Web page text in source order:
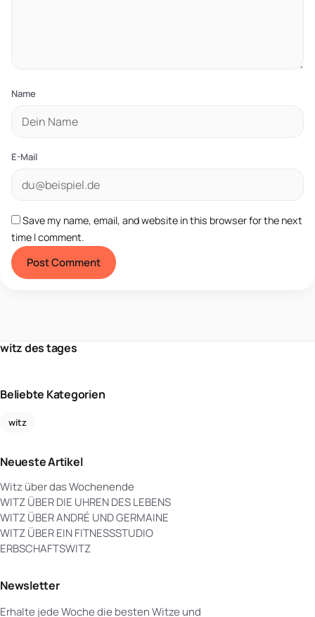
Name
E-Mail
Save my name, email, and website in this browser for the next
time I comment.
witz des tages
Beliebte Kategorien
witz
Neueste Artikel
Witz über das Wochenende
WITZ ÜBER DIE UHREN DES LEBENS
WITZ ÜBER ANDRÉ UND GERMAINE
WITZ ÜBER EIN FITNESSSTUDIO
ERBSCHAFTSWITZ
Newsletter
Erhalte jede Woche die besten Witze und